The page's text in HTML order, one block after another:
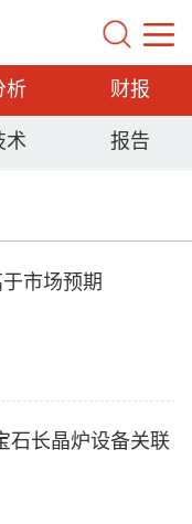
析 财报
术 报告
市场预期
石长晶炉设备关联